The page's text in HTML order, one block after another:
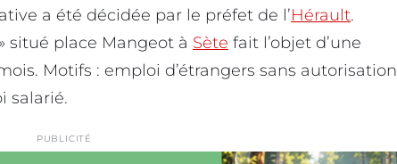
a été décidée par le préfet de l’Hérault.
situé place Mangeot à Sète fait l’objet d’une
Motifs : emploi d’étrangers sans autorisation
salarié.
PUBLICITÉ